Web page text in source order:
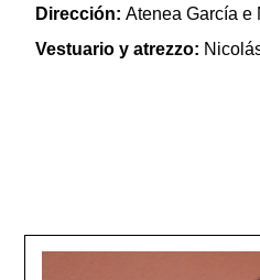
Dirección:Atenea García e
Vestuario y atrezzo: